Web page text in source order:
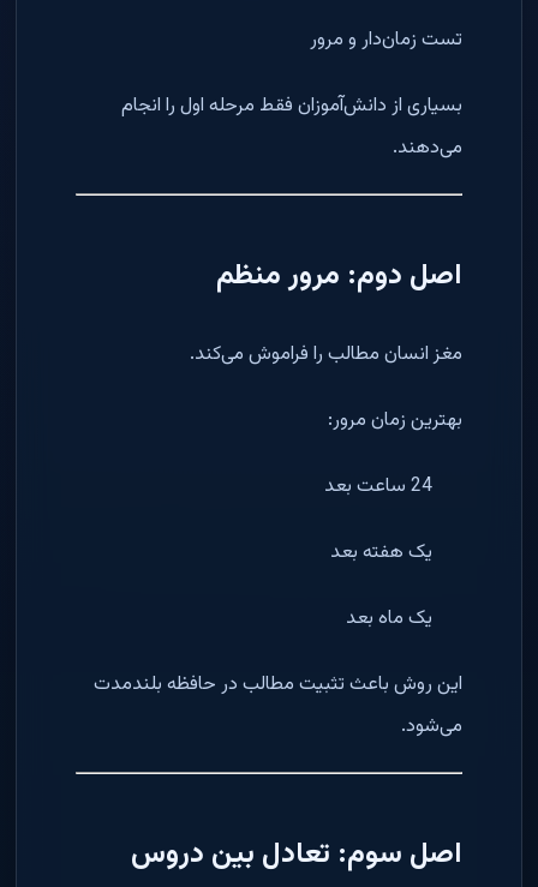
تست زمان‌دار و مرور
بسیاری از دانش‌آموزان فقط مرحله اول را انجام
می‌دهند.
اصل دوم: مرور منظم
مغز انسان مطالب را فراموش می‌کند.
بهترین زمان مرور:
24 ساعت بعد
یک هفته بعد
یک ماه بعد
این روش باعث تثبیت مطالب در حافظه بلندمدت
می‌شود.
اصل سوم: تعادل بین دروس